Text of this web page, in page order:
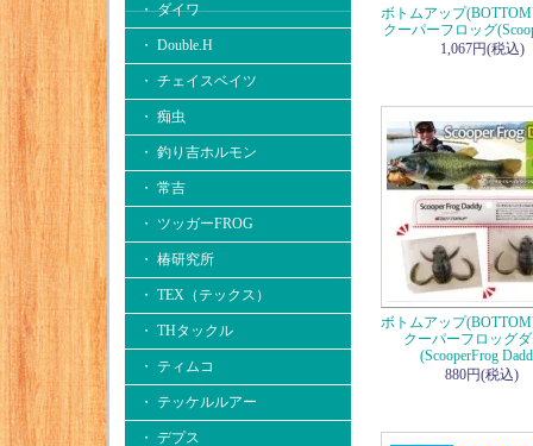
・ ダイワ
・ Double.H
・ チェイスベイツ
・ 痴虫
・ 釣り吉ホルモン
・ 常吉
・ ツッガーFROG
・ 椿研究所
・ TEX（テックス）
・ THタックル
・ ティムコ
・ テッケルルアー
・ デプス
ボトムアップ
クーパーフロッグ
1,067円(税込)
ボトムアップ
クーパーフロッグ
(ScooperFrog
880円(税込)